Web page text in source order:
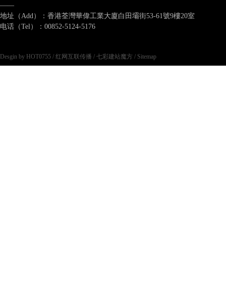
——
地址（Add）：香港荃灣華偉工業大廈白田壩街53-61號9樓20室
电话（Tel）：00852-5124-5176
Desgin by HOT0755 / 红网互联传播 / 七彩建站魔方 / Sitemap